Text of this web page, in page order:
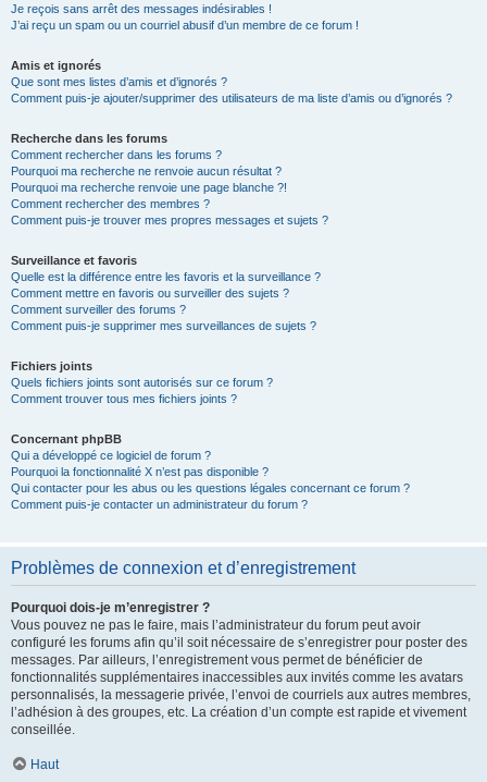
Je reçois sans arrêt des messages indésirables !
J’ai reçu un spam ou un courriel abusif d’un membre de ce forum !
Amis et ignorés
Que sont mes listes d’amis et d’ignorés ?
Comment puis-je ajouter/supprimer des utilisateurs de ma liste d’amis ou d’ignorés ?
Recherche dans les forums
Comment rechercher dans les forums ?
Pourquoi ma recherche ne renvoie aucun résultat ?
Pourquoi ma recherche renvoie une page blanche ?!
Comment rechercher des membres ?
Comment puis-je trouver mes propres messages et sujets ?
Surveillance et favoris
Quelle est la différence entre les favoris et la surveillance ?
Comment mettre en favoris ou surveiller des sujets ?
Comment surveiller des forums ?
Comment puis-je supprimer mes surveillances de sujets ?
Fichiers joints
Quels fichiers joints sont autorisés sur ce forum ?
Comment trouver tous mes fichiers joints ?
Concernant phpBB
Qui a développé ce logiciel de forum ?
Pourquoi la fonctionnalité X n’est pas disponible ?
Qui contacter pour les abus ou les questions légales concernant ce forum ?
Comment puis-je contacter un administrateur du forum ?
Problèmes de connexion et d’enregistrement
Pourquoi dois-je m’enregistrer ?
Vous pouvez ne pas le faire, mais l’administrateur du forum peut avoir
configuré les forums afin qu’il soit nécessaire de s’enregistrer pour poster des
messages. Par ailleurs, l’enregistrement vous permet de bénéficier de
fonctionnalités supplémentaires inaccessibles aux invités comme les avatars
personnalisés, la messagerie privée, l’envoi de courriels aux autres membres,
l’adhésion à des groupes, etc. La création d’un compte est rapide et vivement
conseillée.
Haut